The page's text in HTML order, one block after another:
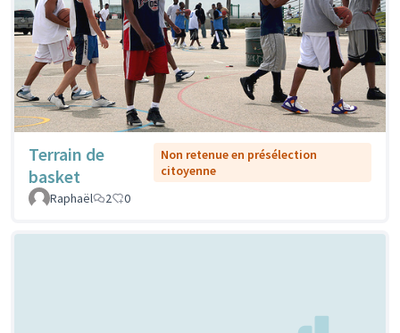
Terrain de
basket
Non retenue en présélection
citoyenne
Raphaël
2 0